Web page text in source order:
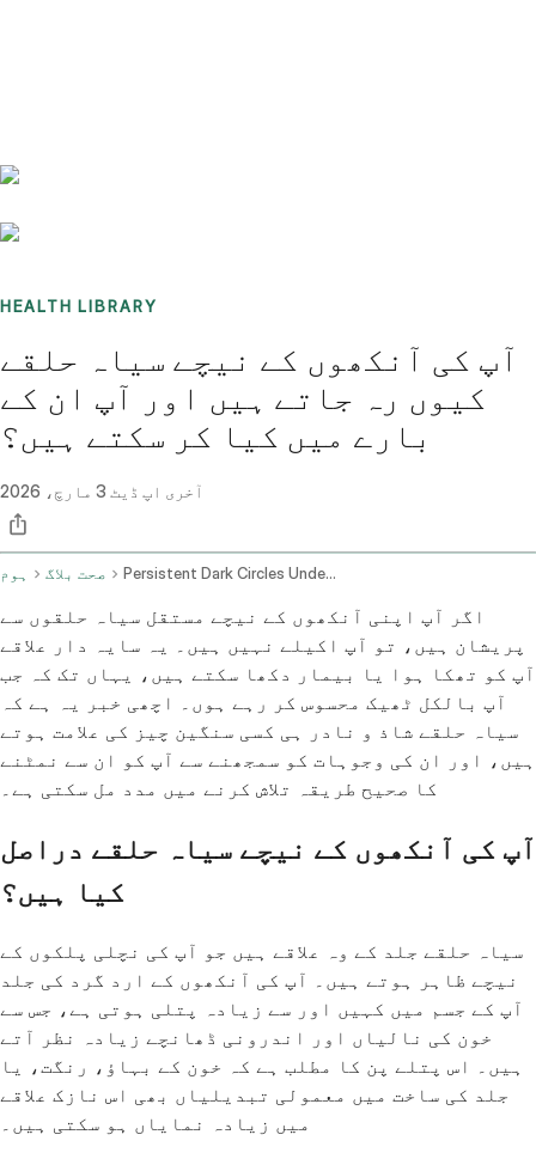
HEALTH LIBRARY
آپ کی آنکھوں کے نیچے سیاہ حلقے
کیوں رہ جاتے ہیں اور آپ ان کے
بارے میں کیا کر سکتے ہیں؟
آخری اپ ڈیٹ 3 مارچ، 2026
ہوم صحت بلاگ Persistent Dark Circles Under The Eyes Causes And Treatments
اگر آپ اپنی آنکھوں کے نیچے مستقل سیاہ حلقوں سے
پریشان ہیں، تو آپ اکیلے نہیں ہیں۔ یہ سایہ دار علاقے
آپ کو تھکا ہوا یا بیمار دکھا سکتے ہیں، یہاں تک کہ جب
آپ بالکل ٹھیک محسوس کر رہے ہوں۔ اچھی خبر یہ ہے کہ
سیاہ حلقے شاذ و نادر ہی کسی سنگین چیز کی علامت ہوتے
ہیں، اور ان کی وجوہات کو سمجھنے سے آپ کو ان سے نمٹنے
کا صحیح طریقہ تلاش کرنے میں مدد مل سکتی ہے۔
آپ کی آنکھوں کے نیچے سیاہ حلقے دراصل
کیا ہیں؟
سیاہ حلقے جلد کے وہ علاقے ہیں جو آپ کی نچلی پلکوں کے
نیچے ظاہر ہوتے ہیں۔ آپ کی آنکھوں کے ارد گرد کی جلد
آپ کے جسم میں کہیں اور سے زیادہ پتلی ہوتی ہے، جس سے
خون کی نالیاں اور اندرونی ڈھانچے زیادہ نظر آتے
ہیں۔ اس پتلے پن کا مطلب ہے کہ خون کے بہاؤ، رنگت، یا
جلد کی ساخت میں معمولی تبدیلیاں بھی اس نازک علاقے
میں زیادہ نمایاں ہو سکتی ہیں۔